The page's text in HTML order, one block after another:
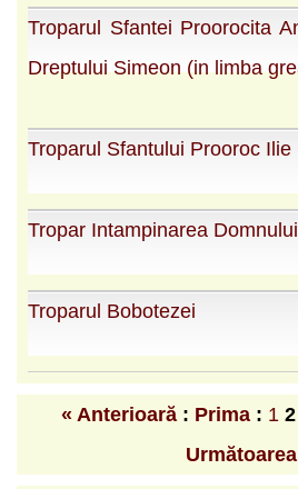
Troparul Sfantei Proorocita
Dreptului Simeon (in limba
Troparul Sfantului Prooroc Ilie
Tropar Intampinarea
Troparul Bobotezei
« Anterioară : Prima : 1 2